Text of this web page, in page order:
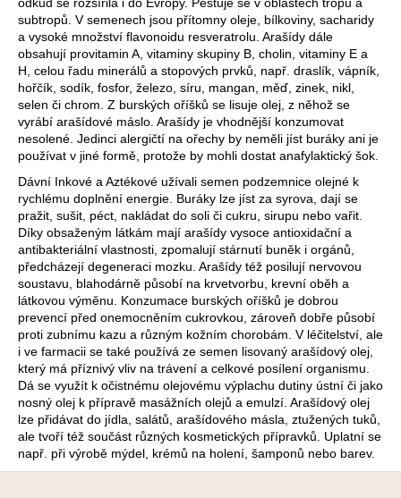
subtropů. V semenech jsou přítomny oleje, bílkoviny, sacharidy
a vysoké množství flavonoidu resveratrolu. Arašídy dále
obsahují provitamin A vitaminy skupiny B, cholin, vitaminy E a
H, celou řadu minerálů a stopových prvků, např. draslík, vápník,
hořčík, sodík, fosfor, železo, síru, mangan, měď, zinek, nikl,
selen či chrom. Z burských oříšků se lisuje olej, z něhož se
vyrábí arašídové máslo. Arašídy je vhodnější konzumovat
nesolené. Jedinci alergičtí na ořechy by neměli jíst buráky ani je
používat v jiné formě, protože by mohli dostat anafylaktický šok.
Dávní Inkové a Aztékové užívali semen podzemnice olejné k
rychlému doplnění energie. Buráky lze jíst za syrova, dají se
pražit, sušit, péct, nakládat do soli či cukru, sirupu nebo vařit.
Díky obsaženým látkám mají arašídy vysoce antioxidační a
antibakteriální vlastnosti, zpomalují stárnutí buněk i orgánů,
předcházejí degeneraci mozku. Arašídy též posilují nervovou
soustavu, blahodárně působí na krvetvorbu, krevní oběh a
látkovou výměnu. Konzumace burských oříšků je dobrou
prevencí před onemocněním cukrovkou, zároveň dobře působí
proti zubnímu kazu a různým kožním chorobám. V léčitelství, ale
i ve farmacii se také používá ze semen lisovaný arašídový olej,
který má příznivý vliv na trávení a celkové posílení organismu.
Dá se využít k očistnému olejovému výplachu dutiny ústní či jako
nosný olej k přípravě masážních olejů a emulzí. Arašídový olej
lze přidávat do jídla, salátů, arašídového másla, ztužených tuků,
ale tvoří též součást různých kosmetických přípravků. Uplatní se
např. při výrobě mýdel, krémů na holení, šamponů nebo barev.
b
u
j
e
t
e
n
a
j
í
t
?
HLEDAT
D
o
p
Z